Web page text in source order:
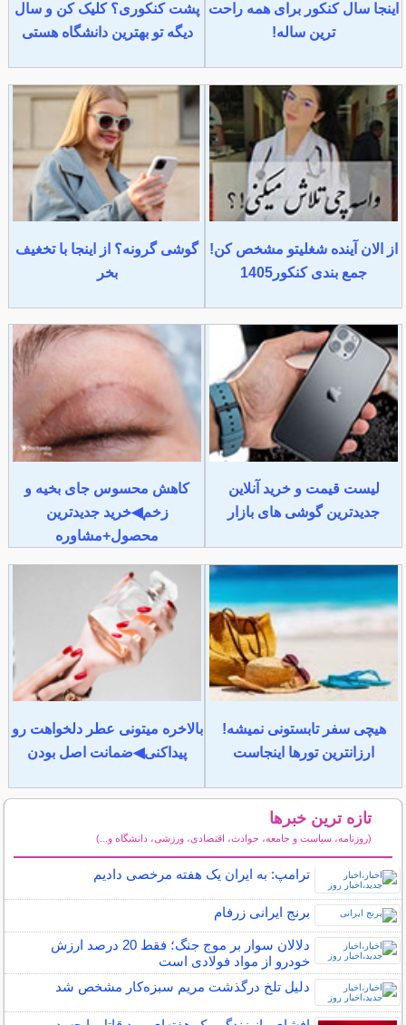
اینجا سال کنکور برای همه راحت
ترین ساله!
پشت کنکوری؟ کلیک کن و سال
دیگه تو بهترین دانشگاه هستی
از الان آینده شغلیتو مشخص کن!
جمع بندی کنکور1405
گوشی گرونه؟ از اینجا با تخغیف
بخر
لیست قیمت و خرید آنلاین
جدیدترین گوشی های بازار
کاهش محسوس جای بخیه و
زخم◀خرید جدیدترین
محصول+مشاوره
هیچی سفر تابستونی نمیشه!
ارزانترین تورها اینجاست
بالاخره میتونی عطر دلخواهت رو
پیداکنی◀ضمانت اصل بودن
تازه ترین خبرها
(روزنامه، سیاست و جامعه، حوادث، اقتصادی، ورزشی، دانشگاه و...)
ترامپ: به ایران یک هفته مرخصی دادیم
برنج ایرانی زرفام
دلالان سوار بر موج جنگ؛ فقط 20 درصد ارزش
خودرو از مواد فولادی است
دلیل تلخ درگذشت مریم سبزه‌کار مشخص شد